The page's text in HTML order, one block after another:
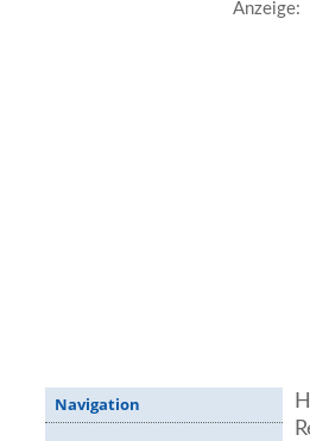
Anzeige:
Navigation